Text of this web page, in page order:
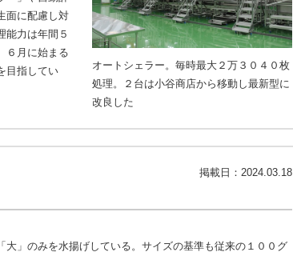
オートシェラー。毎時最大２万３０４０枚
処理。２台は小谷商店から移動し最新型に
改良した
面に配慮し対
能力は年間５
６月に始まる
目指してい
掲載日： 2024.03.18
」のみを水揚げしている。サイズの基準も従来の１００グ